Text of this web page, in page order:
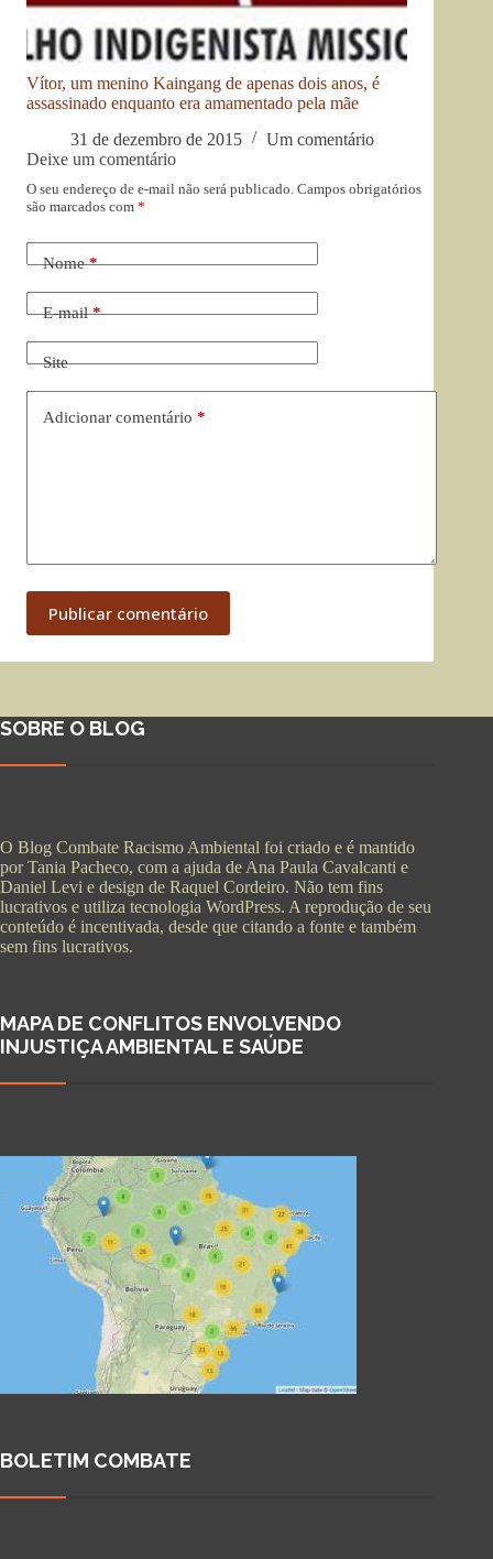
Vítor, um menino Kaingang de apenas dois anos, é
assassinado enquanto era amamentado pela mãe
31 de dezembro de 2015
Um comentário
Deixe um comentário
O seu endereço de e-mail não será publicado. Campos obrigatórios
são marcados com *
Nome*
E-mail*
Site
Adicionar comentário *
Publicar comentário
SOBRE O BLOG
O Blog Combate Racismo Ambiental foi criado e é mantido
por Tania Pacheco, com a ajuda de Ana Paula Cavalcanti e
Daniel Levi e design de Raquel Cordeiro. Não tem fins
lucrativos e utiliza tecnologia WordPress. A reprodução de seu
conteúdo é incentivada, desde que citando a fonte e também
sem fins lucrativos.
MAPA DE CONFLITOS ENVOLVENDO
INJUSTIÇA AMBIENTAL E SAÚDE
BOLETIM COMBATE